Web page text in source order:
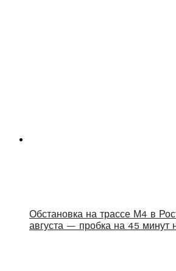
Обстановка на трассе М4 в
августа — пробка на 45 минут